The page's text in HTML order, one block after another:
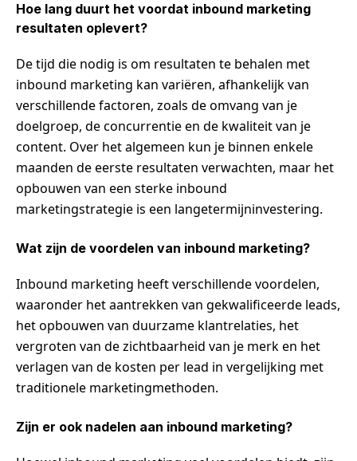
Hoe lang duurt het voordat inbound marketing
resultaten oplevert?
De tijd die nodig is om resultaten te behalen met
inbound marketing kan variëren, afhankelijk van
verschillende factoren, zoals de omvang van je
doelgroep, de concurrentie en de kwaliteit van je
content. Over het algemeen kun je binnen enkele
maanden de eerste resultaten verwachten, maar het
opbouwen van een sterke inbound
marketingstrategie is een langetermijninvestering.
Wat zijn de voordelen van inbound marketing?
Inbound marketing heeft verschillende voordelen,
waaronder het aantrekken van gekwalificeerde leads,
het opbouwen van duurzame klantrelaties, het
vergroten van de zichtbaarheid van je merk en het
verlagen van de kosten per lead in vergelijking met
traditionele marketingmethoden.
Zijn er ook nadelen aan inbound marketing?